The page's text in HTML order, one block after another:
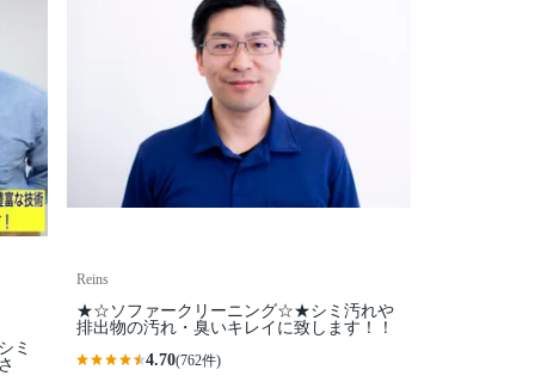
ミ
Reins
★☆ソファークリーニング☆★シミ汚れや
排出物の汚れ・臭いキレイに致します！！
4.70(762件)